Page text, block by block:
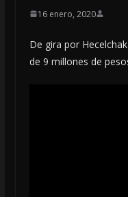
16 enero, 2020
De gira por
de 9 millones de